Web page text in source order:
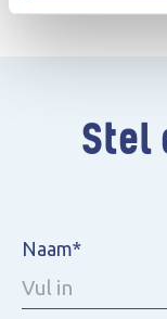
Stel
Naam*